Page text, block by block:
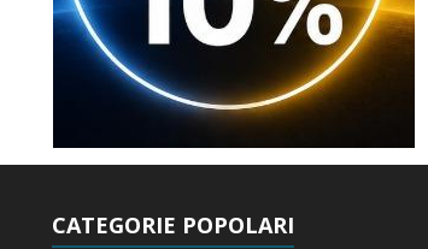
CATEGORIE POPOLARI